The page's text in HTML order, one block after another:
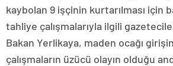
kaybolan 9 işçinin kurtarılması için
tahliye çalışmalarıyla ilgili
Bakan Yerlikaya, maden ocağı
çalışmaların üzücü olayın olduğu